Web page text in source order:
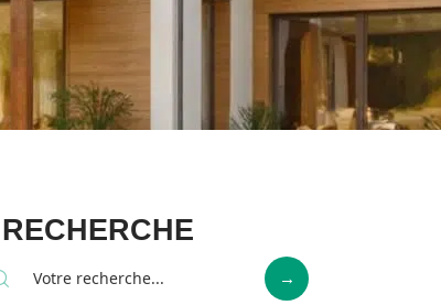
RECHERCHE